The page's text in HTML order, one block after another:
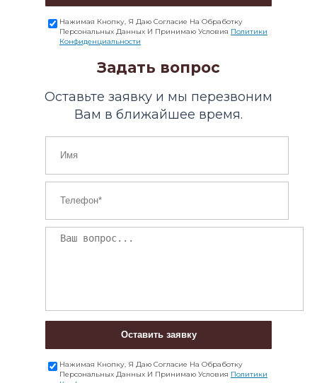
Нажимая Кнопку, Я Даю Согласие На Обработку
Персональных Данных И Принимаю Условия Политики
Конфиденциальности
Задать вопрос
Оставьте заявку и мы перезвоним
Вам в ближайшее время.
Оставить заявку
Нажимая Кнопку, Я Даю Согласие На Обработку
Персональных Данных И Принимаю Условия Политики